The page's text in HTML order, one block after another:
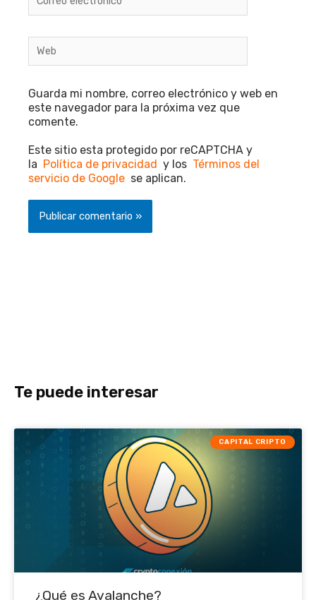
electrónico*
Guarda mi nombre, correo electrónico y web en
este navegador para la próxima vez que
comente.
Este sitio esta protegido por reCAPTCHA y
la Política de privacidad y los Términos del
servicio de Google se aplican.
Te puede interesar
CAPITAL CRIPTO
¿Qué es Avalanche?